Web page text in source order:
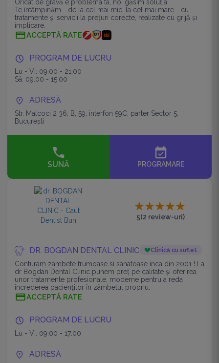
Oricât de gravă e problema ta, noi găsim soluția.
Te întâmpinăm - de la cel mai mic, la cel mai mare - cu
tratamente și servicii la prețuri corecte, realizate cu grijă și
implicare.
ACCEPTĂ RATE
PROGRAM DE LUCRU
Lu - Vi: 09:00 - 21:00
Sâ: 09:00 - 15:00
ADRESĂ
Str. Malcoci 2 36, B, 59, interfon 59C, parter Sector 5,
București
SUNĂ
event_available
PROGRAMARE
5(2 review-uri)
DR. BOGDAN DENTAL CLINIC Clinică cu suflet
Conturam zambete frumoase si sanatoase inca din 2001 ! La
dr Bogdan Dental Clinic punem preț pe calitate și oferirea
unor tratamente profesionale, moderne pentru a reda
încrederea pacienților în zâmbetul propriu.
ACCEPTĂ RATE
PROGRAM DE LUCRU
Lu - Vi: 09:00 - 17:00
ADRESĂ